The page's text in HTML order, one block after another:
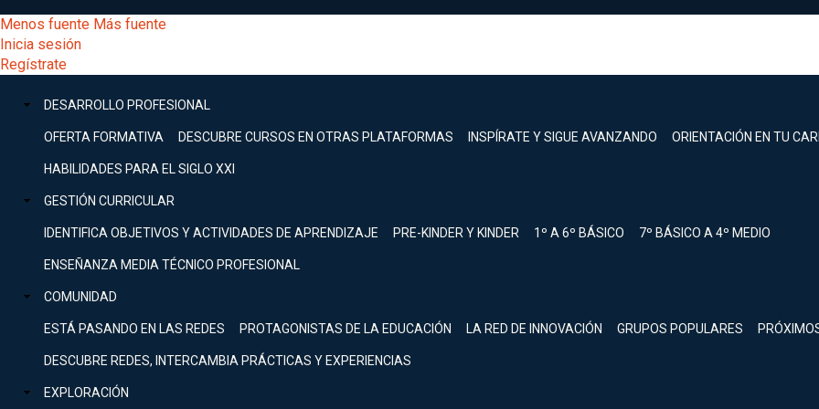
al
contenido
principal
[Educarchile
Escritorio]
Menú
entrar
mi
Menos fuente Más fuente
Inicia sesión
Regístrate
Menú
principal
DESARROLLO PROFESIONAL
OFERTA FORMATIVA DESCUBRE CURSOS EN OTRAS PLATAFORMAS INSPÍRATE Y SIGUE AVANZANDO ORIENTACIÓN EN TU
HABILIDADES PARA EL SIGLO XXI
GESTIÓN CURRICULAR
IDENTIFICA OBJETIVOS Y ACTIVIDADES DE APRENDIZAJE PRE-KINDER Y KINDER 1º A 6º BÁSICO 7º BÁSICO A 4º MEDIO
ENSEÑANZA MEDIA TÉCNICO PROFESIONAL
COMUNIDAD
ESTÁ PASANDO EN LAS REDES PROTAGONISTAS DE LA EDUCACIÓN LA RED DE INNOVACIÓN GRUPOS POPULARES
DESCUBRE REDES, INTERCAMBIA PRÁCTICAS Y EXPERIENCIAS
EXPLORACIÓN
Buscar
Menú
principal
DESARROLLO
Expand
GESTIÓN
Expand
COMUNIDAD
Expand
EXPLORACIÓN
[Educarchile
Inicia
Inicia sesión.